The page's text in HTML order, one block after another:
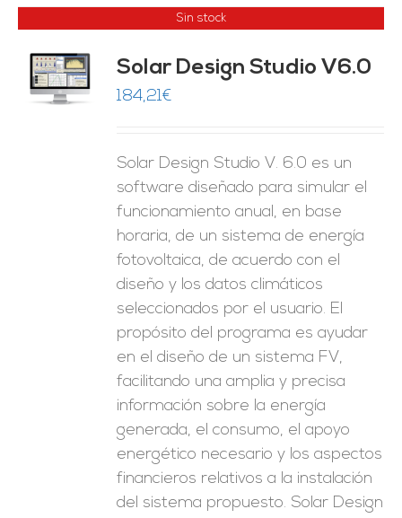
Sin stock
Solar Design Studio V6.0
184,21€
Solar Design Studio V. 6.0 es un
software diseñado para simular el
funcionamiento anual, en base
horaria, de un sistema de energía
fotovoltaica, de acuerdo con el
diseño y los datos climáticos
seleccionados por el usuario. El
propósito del programa es ayudar
en el diseño de un sistema FV,
facilitando una amplia y precisa
información sobre la energía
generada, el consumo, el apoyo
energético necesario y los aspectos
financieros relativos a la instalación
del sistema propuesto. Solar Design